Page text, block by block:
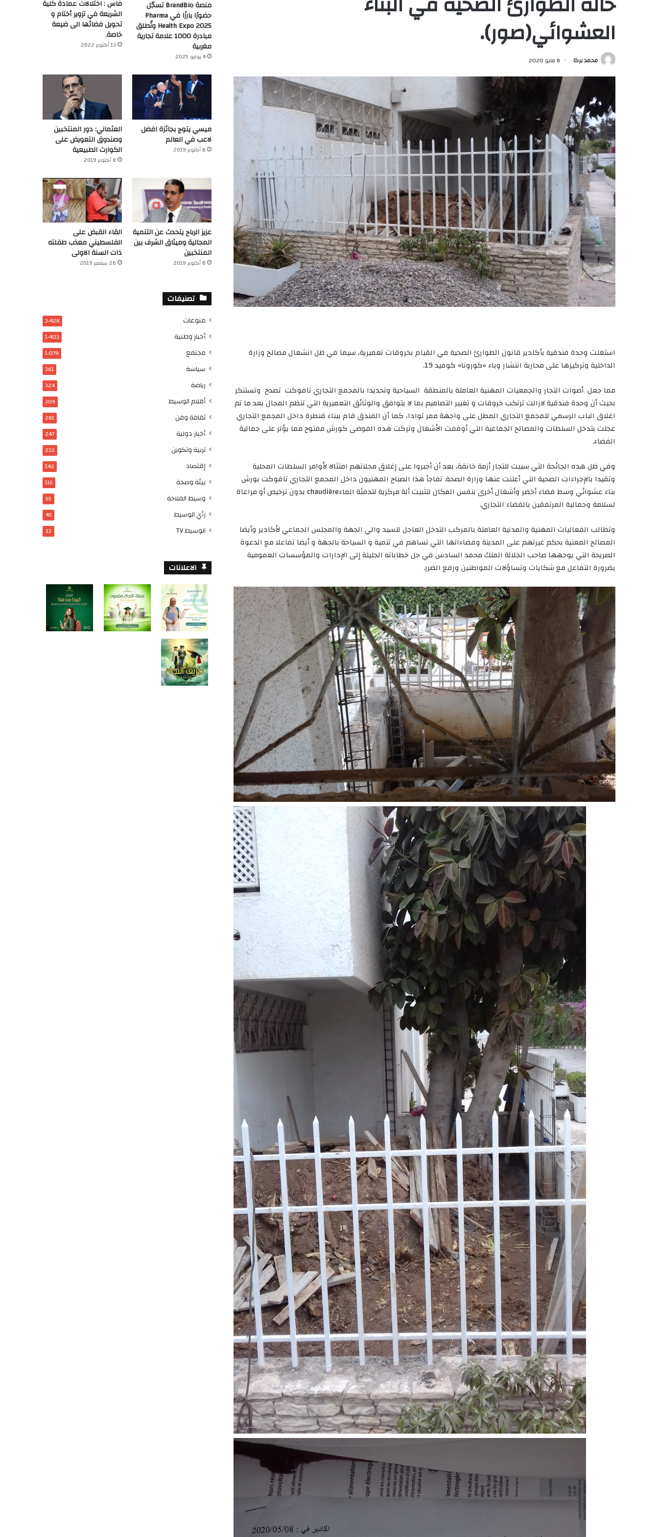
العشوائي(صور).
محمد بركا 8 مايو 2020
استغلت وحدة فندقية بأكادير قانون الطوارئ الصحية في القيام بخروقات تعميرية، سيما في ظل انشغال مصالح وزارة
الداخلية وتركيزها على محاربة انتشار وباء «كورونا» كوفيد 19.
مما جعل أصوات التجار والجمعيات المهنية العاملة بالمنطقة السياحية وتحديدا بالمجمع التجاري تافوكت تصدح وتستنكر
بحيث أن وحدة فندقية لازالت ترتكب خروقات و تغيير التصاميم بما لا يتوافق والوثائق التعميرية التي تنظم المجال بعد ما تم
اغلاق الباب الرسمي للمجمع التجاري المطل على واجهة ممر توادا، كما أن الفندق قام ببناء قنطرة داخل المجمع التجاري
عجلت بتدخل السلطات والمصالح الجماعية التي أوقفت الأشغال وتركت هده الفوضى كورش مفتوح مما يؤتر على جمالية
الفضاء.
وفي ظل هده الجائحة التي سببت للتجار أزمة خانقة، بعد أن أجبروا على إغلاق محلاتهم امتثالا لأوامر السلطات المحلية
وتقيدا بالإجراءات الصحية التي أعلنت عنها وزارة الصحة. تفاجأ هذا الصباح المهنيون داخل المجمع التجاري تافوكت بورش
بناء عشوائي وسط فضاء أخضر وأشغال أخرى بنفس المكان لتثبيت ألة مركزية لتدفئة الماءchaudière بدون ترخيص أو مراعاة
لسلامة وجمالية المرتفقين بالفضاء التجاري.
وتطالب الفعاليات المهنية والمدنية العاملة بالمركب التدخل العاجل للسيد والي الجهة والمجلس الجماعي لأكادير وأيضا
المصالح المعنية بحكم غيرتهم على المدينة وفضاءاتها التي تساهم في تنمية و السياحة بالجهة و أيضا تفاعلا مع الدعوة
الصريحة التي يوجهها صاحب الجلالة الملك محمد السادس في جل خطاباته الجليلة إلى الإدارات والمؤسسات العمومية
بضرورة التفاعل مع شكايات وتساؤلات المواطنين ورفع الضرر.
منصة BrandBio تسجّل
حضورًا بارزًا في Pharma
Health Expo 2025 وتُطلق
مبادرة 1000 علامة تجارية
مغربية
4 يوليو 2025
فاس : اختلالات عمادة كلية
الشريعة في تزوير أختام و
تحويل فضائها الى ضيعة
خاصة.
13 أكتوبر 2022
ميسي يتوج بجائزة افضل
لاعب في العالم‎
8 أكتوبر 2019
العثماني: دور المنتخبين
وصندوق التعويض على
الكوارث الطبيعية
8 أكتوبر 2019
عزيز الرباح يتحدث عن التنمية
المجالية وميثاق الشرف بين
المنتخبين
8 أكتوبر 2019
القاء القبض على
الفلسطيني معذب طفلته
ذات السنة الاولى
26 سبتمبر 2019
تصنيفات
منوعات 3٬428
أخبار وطنية 1٬403
مجتمع 1٬079
سياسة 361
رياضة 324
أقلام الوسيط 309
ثقافة وفن 281
أخبار دولية 247
تربية وتكوين 232
إقتصاد 142
بيئة وصحة 115
وسيط الفلاحة 55
رأي الوسيط 45
الوسيط TV 13
الاعلانات